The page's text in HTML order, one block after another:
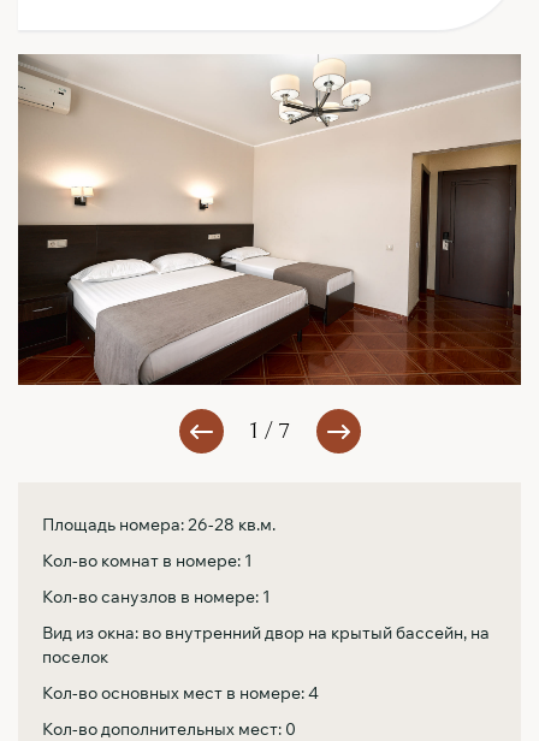
1 / 7
Площадь номера: 26-28 кв.м.
Кол-во комнат в номере: 1
Кол-во санузлов в номере: 1
Вид из окна: во внутренний двор на крытый бассейн, на
поселок
Кол-во основных мест в номере: 4
Кол-во дополнительных мест: 0